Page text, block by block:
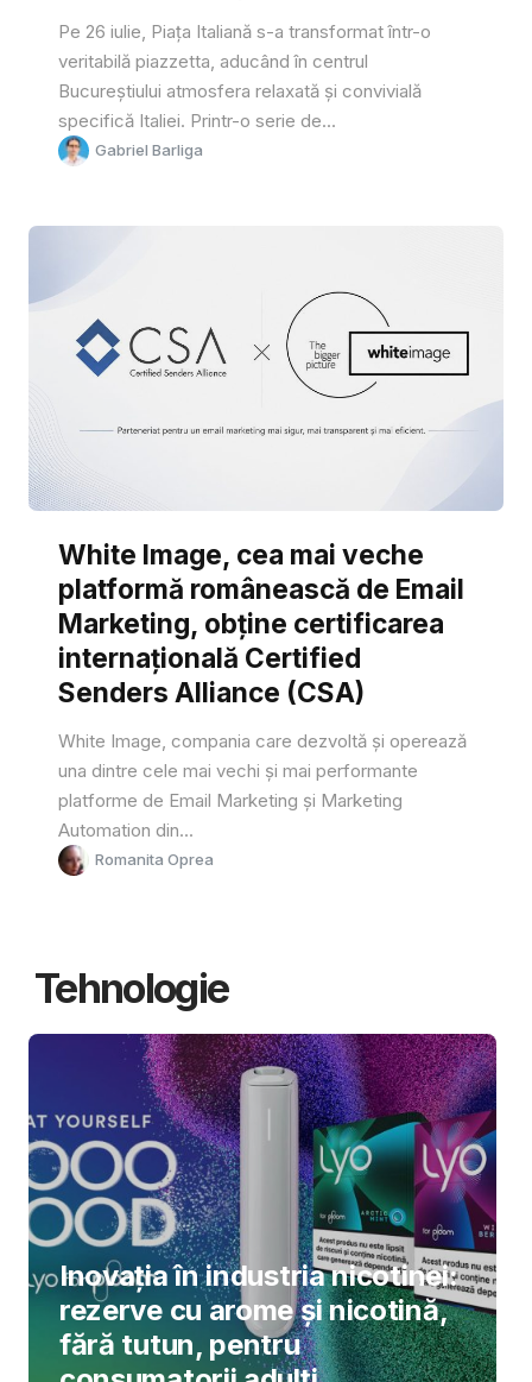
Pe 26 iulie, Piața Italiană s-a transformat într-o
veritabilă piazzetta, aducând în centrul
Bucureștiului atmosfera relaxată și convivială
specifică Italiei. Printr-o serie de...
Gabriel Barliga
White Image, cea mai veche
platformă românească de Email
Marketing, obține certificarea
internațională Certified
Senders Alliance (CSA)
White Image, compania care dezvoltă și operează
una dintre cele mai vechi și mai performante
platforme de Email Marketing și Marketing
Automation din...
Romanita Oprea
Tehnologie
Inovația în industria nicotinei:
rezerve cu arome și nicotină,
fără tutun, pentru